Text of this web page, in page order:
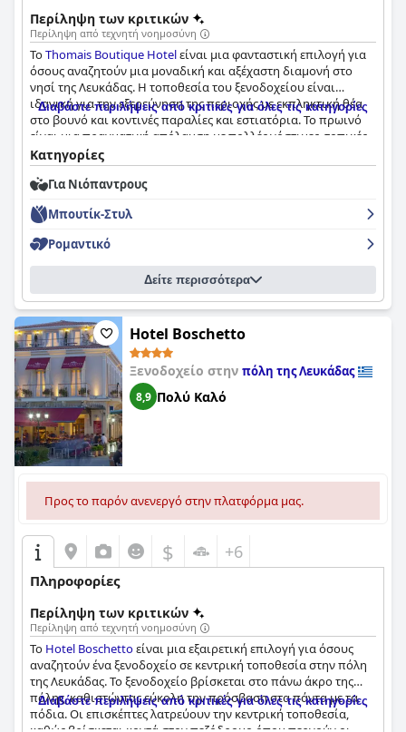
δωμάτια, αναγνωρισμένες εγκαταστάσεις σπα, γυμναστήριο,
εξαιρετικές γαστρονομικές επιλογές και την πιο κομψή
διαμονή στην πόλη, το ξενοδοχείο αυτό θα κάνει τις διακοπές
σας αξέχαστες.
Περίληψη των κριτικών
Περίληψη από τεχνητή νοημοσύνη
ΤοThomais Boutique Hotelείναι μια φανταστική επιλογή για
όσους αναζητούν μια μοναδική και αξέχαστη διαμονή στο
νησί της Λευκάδας. Η τοποθεσία του ξενοδοχείου είναι
ιδανική για την εξερεύνηση της περιοχής με εκπληκτική θέα
στο βουνό και κοντινές παραλίες και εστιατόρια. Το πρωινό
είναι μια πραγματική απόλαυση με πολλές νόστιμες, τοπικές
επιλογές που καλύπτουν μια σειρά από γούστα. Τα δωμάτια
είναι υπέροχα ευρύχωρα και εξαιρετικά άνετα, ενώ το καθένα
διαθέτει το δικό του ξεχωριστό σχεδιασμό και μοντέρνα
επίπλωση υψηλής ποιότητας. Το ξενοδοχείο δίνει
προτεραιότητα στην καθαριότητα και την ασφάλεια με
αυστηρά πρωτόκολλα Covid-19 και εξυπηρετικό και φιλόξενο
προσωπικό που δίνει προτεραιότητα στην υγεία και την
ασφάλεια των επισκεπτών του. Συνολικά, οι επισκέπτες
ανέφεραν σταθερά εξαιρετικές εμπειρίες στο
Boutique Hotel, περιγράφοντας το προσωπικό ως φιλικό,
εξυπηρετικό και αποτελεσματικό.
Διαβάστε περιλήψεις από κριτικές για όλες τις κατηγορίες
Κατηγορίες
Για Νιόπαντρους
Μπουτίκ-Στυλ
Ρομαντικό
Δείτε περισσότερα
Hotel Boschetto
Ξενοδοχείο στην πόλη της Λευκάδας
8,9 Πολύ Καλό
Προς το παρόν ανενεργό στην πλατφόρμα μας.
$ +6
Πληροφορίες
Περίληψη των κριτικών
Περίληψη από τεχνητή νοημοσύνη
Το Hotel Boschettoείναι μια εξαιρετική επιλογή για όσους
αναζητούν ένα ξενοδοχείο σε κεντρική τοποθεσία στην πόλη
της Λευκάδας. Το ξενοδοχείο βρίσκεται στο πάνω άκρο της
πόλης, καθιστώντας εύκολη την πρόσβαση στα πάντα με τα
πόδια. Οι επισκέπτες λατρεύουν την κεντρική τοποθεσία,
Διαβάστε περιλήψεις από κριτικές για όλες τις κατηγορίες